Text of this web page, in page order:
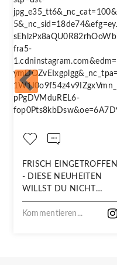
FRISCH EINGETROFFEN
- DIESE NEUHEITEN
WILLST DU NICHT
VERPASSEN!
Kommentieren...